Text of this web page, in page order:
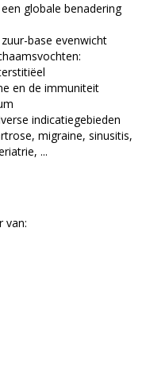
globale benadering
base evenwicht
en de immuniteit
indicatiegebieden
migraine, sinusitis,
...
van: